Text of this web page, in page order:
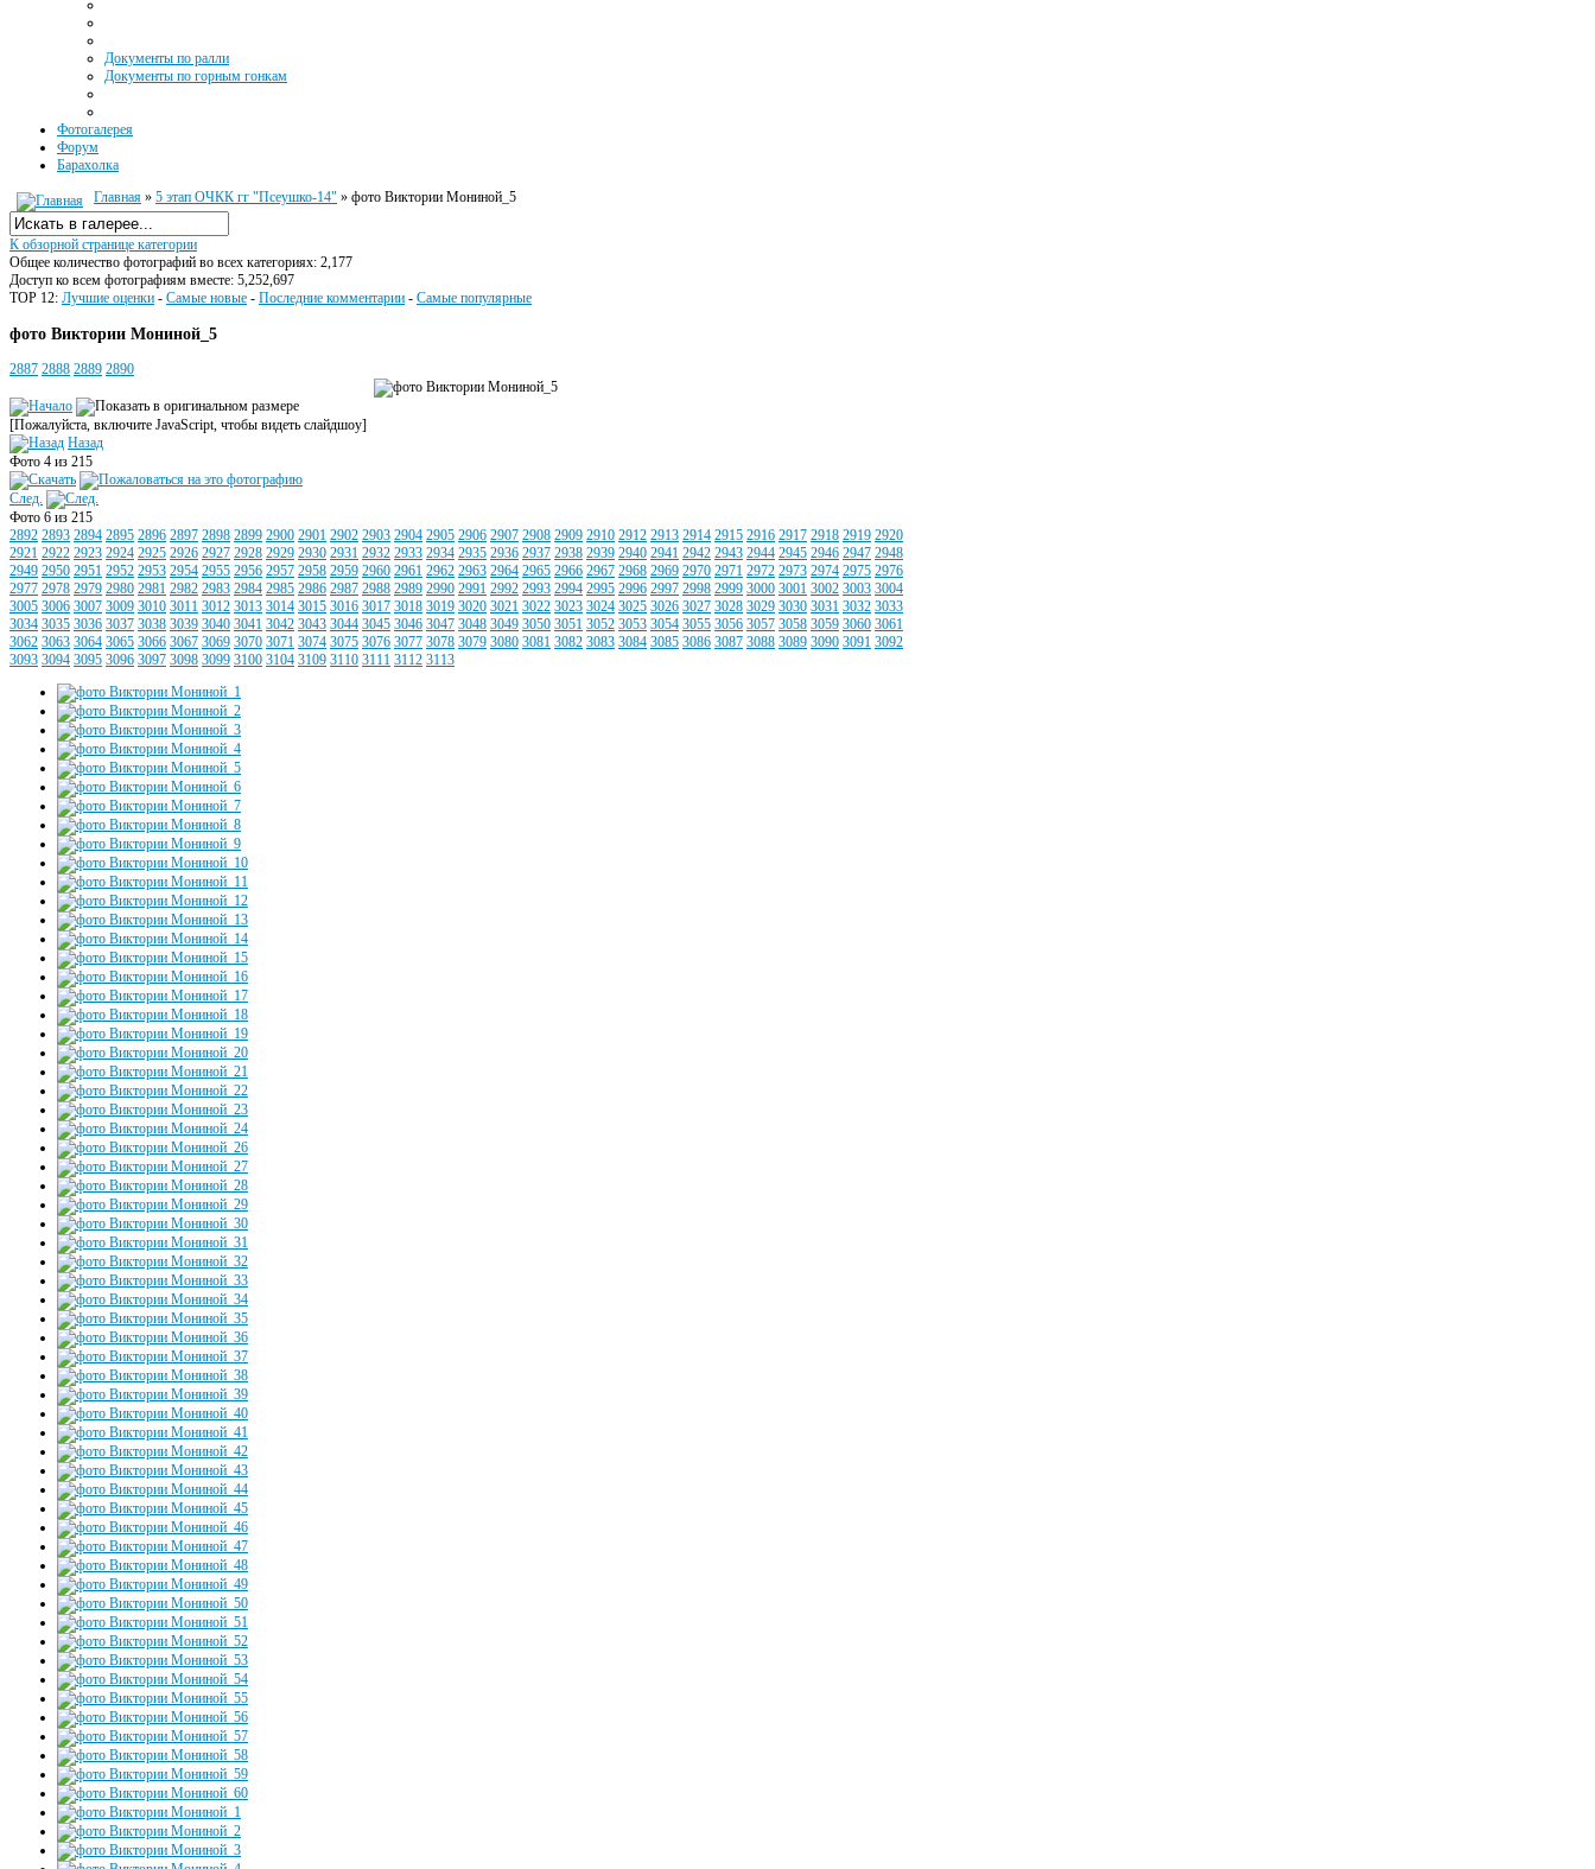
Документы по ралли
Документы по горным гонкам
Фотогалерея
Форум
Барахолка
Главная » 5 этап ОЧКК гг "Псеушко-14" » фото Виктории Мониной_5
К обзорной странице категории
Общее количество фотографий во всех категориях: 2,177
Доступ ко всем фотографиям вместе: 5,252,697
TOP 12: Лучшие оценки - Самые новые - Последние комментарии - Самые популярные
фото Виктории Мониной_5
2887 2888 2889 2890
[Пожалуйста, включите JavaScript, чтобы видеть слайдшоу]
Назад
Фото 4 из 215
След.
Фото 6 из 215
2892 2893 2894 2895 2896 2897 2898 2899 2900 2901 2902 2903 2904 2905 2906 2907 2908 2909 2910 2912 2913 2914 2915 2916 2917 2918 2919 2920
2921 2922 2923 2924 2925 2926 2927 2928 2929 2930 2931 2932 2933 2934 2935 2936 2937 2938 2939 2940 2941 2942 2943 2944 2945 2946 2947 2948
2949 2950 2951 2952 2953 2954 2955 2956 2957 2958 2959 2960 2961 2962 2963 2964 2965 2966 2967 2968 2969 2970 2971 2972 2973 2974 2975 2976
2977 2978 2979 2980 2981 2982 2983 2984 2985 2986 2987 2988 2989 2990 2991 2992 2993 2994 2995 2996 2997 2998 2999 3000 3001 3002 3003 3004
3005 3006 3007 3009 3010 3011 3012 3013 3014 3015 3016 3017 3018 3019 3020 3021 3022 3023 3024 3025 3026 3027 3028 3029 3030 3031 3032 3033
3034 3035 3036 3037 3038 3039 3040 3041 3042 3043 3044 3045 3046 3047 3048 3049 3050 3051 3052 3053 3054 3055 3056 3057 3058 3059 3060 3061
3062 3063 3064 3065 3066 3067 3069 3070 3071 3074 3075 3076 3077 3078 3079 3080 3081 3082 3083 3084 3085 3086 3087 3088 3089 3090 3091 3092
3093 3094 3095 3096 3097 3098 3099 3100 3104 3109 3110 3111 3112 3113